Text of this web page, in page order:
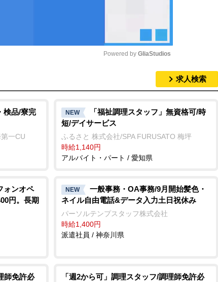
t
Powered by GliaStudios
求人検索
検品/寮完
一CU
NEW
「福祉調理スタッフ」無資格可/時
短/デイサービス
ふるさと 株式会社/SPA FURUSATO 梅坪
時給1,140円
アルバイト・パート / 愛知県
ォンオペ
円。長期
NEW
一般事務・OA事務/9月開始髪色・
ネイル自由電話&データ入力土日祝休み
パーソルテンプスタッフ株式会社
時給1,400円
派遣社員 / 神奈川県
師免許必
「週2から可」調理スタッフ/調理師免許必